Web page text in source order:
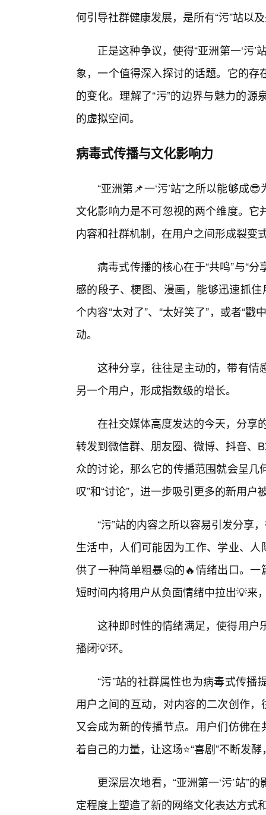
何引导社群健康发展，是所有“污”站以
正是这种争议，使得“亚洲第一‘污
象，一个值得深入探讨的话题。它的
的变化。理解了“污”的边界与魅力的
的虚拟空间。
病毒式传播与文化影响力
“亚洲第📌一‘污’站”之所以能够成
文化影响力是不可忽视的两个维度。
内容和社群机制，在用户之间形成裂变
病毒式传播的核心在于“共鸣”与“
感的段子、梗图、漫画，能够迅速抓
个内容“太对了”、“太好笑了”，或者“
动。
这种分享，往往是主动的，带有情
另一个用户，形成指数级的增长。
在社交媒体高度发达的今天，分享
转发到微信群、朋友圈、微博、抖音、
众的讨论，那么它的传播范围就会呈几
叹”和“讨论”，进一步吸引更多的新用
“污”站的内容之所以容易引发分享
生活中，人们可能因为工作、学业、
供了一种简单粗暴🤔的🔥情绪出口。
短时间内将用户从负面情绪中拉出💡来
这种即时性的情绪满足，使得用户
播闭💡环。
“污”站的社群属性也为病毒式传
用户之间的互动，对内容的二次创作
又会成为新的传播节点。用户们仿佛
着自己的力量，让这场⭐“喜剧”不断发
更深层次地看，“亚洲第一‘污’站”
定程度上塑造了新的网络文化表达方式